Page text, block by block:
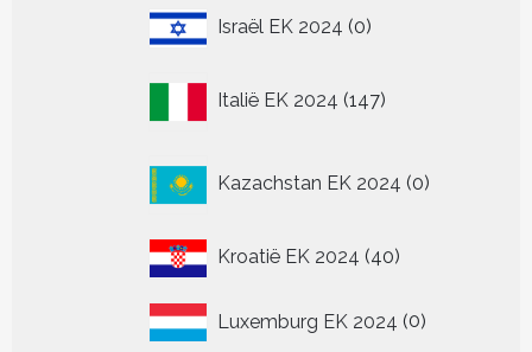
Israël EK 2024 00
Italië EK 2024 147
producten
Kazachstan EK 2024 0
producten
Kroatië EK 2024 4040
Luxemburg EK 2024 00